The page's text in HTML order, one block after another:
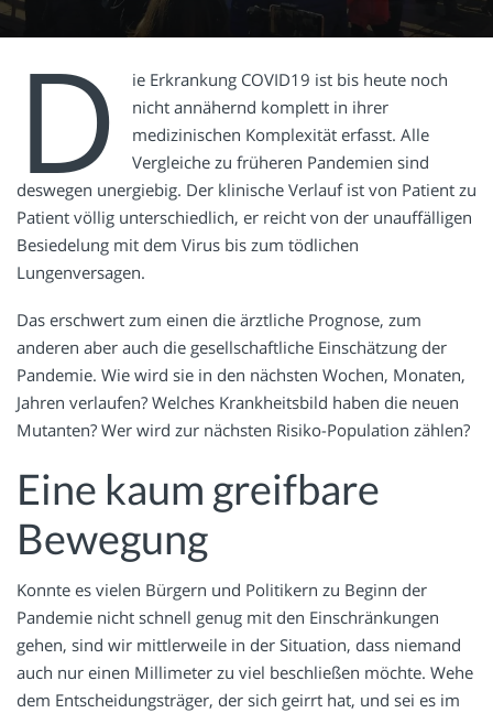
D
ie Erkrankung COVID19 ist bis heute noch
nicht annähernd komplett in ihrer
medizinischen Komplexität erfasst. Alle
Vergleiche zu früheren Pandemien sind
deswegen unergiebig. Der klinische Verlauf ist von Patient zu
Patient völlig unterschiedlich, er reicht von der unauffälligen
Besiedelung mit dem Virus bis zum tödlichen
Lungenversagen.
Das erschwert zum einen die ärztliche Prognose, zum
anderen aber auch die gesellschaftliche Einschätzung der
Pandemie. Wie wird sie in den nächsten Wochen, Monaten,
Jahren verlaufen? Welches Krankheitsbild haben die neuen
Mutanten? Wer wird zur nächsten Risiko-Population zählen?
Eine kaum greifbare
Bewegung
Konnte es vielen Bürgern und Politikern zu Beginn der
Pandemie nicht schnell genug mit den Einschränkungen
gehen, sind wir mittlerweile in der Situation, dass niemand
auch nur einen Millimeter zu viel beschließen möchte. Wehe
dem Entscheidungsträger, der sich geirrt hat, und sei es im